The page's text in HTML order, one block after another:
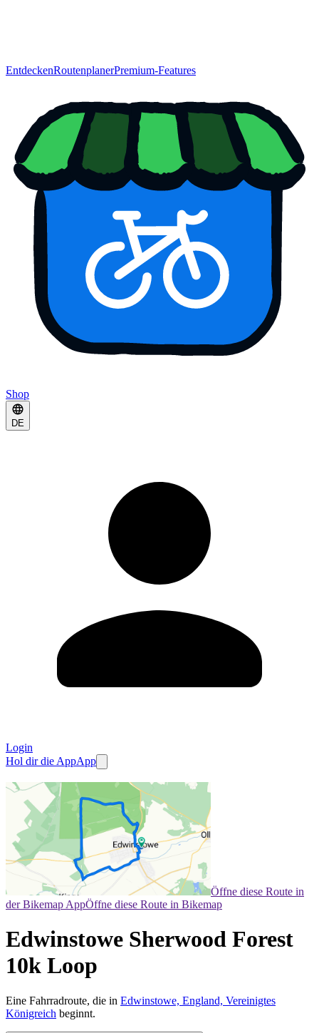
EntdeckenRoutenplanerPremium-Features
Shop
DE
Login
Hol dir die AppApp
Öffne diese Route in
der Bikemap AppÖffne diese Route in Bikemap
Edwinstowe Sherwood Forest
10k Loop
Eine Fahrradroute, die in Edwinstowe, England, Vereinigtes
Königreich beginnt.